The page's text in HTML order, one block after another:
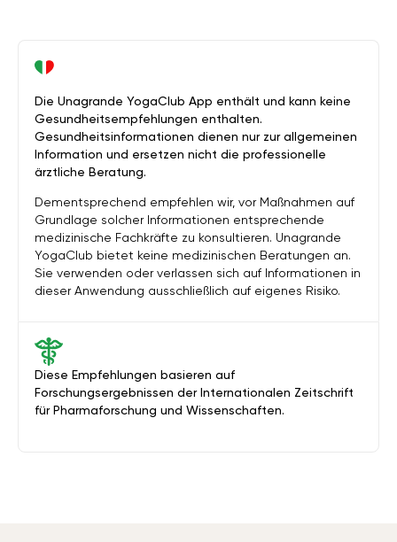
Diese Empfehlungen basieren auf
Forschungsergebnissen der Internationalen Zeitschrift
für Pharmaforschung und Wissenschaften.
Die Unagrande YogaClub App enthält und kann keine
Gesundheitsempfehlungen enthalten.
Gesundheitsinformationen dienen nur zur allgemeinen
Information und ersetzen nicht die professionelle
ärztliche Beratung.
Dementsprechend empfehlen wir, vor Maßnahmen auf
Grundlage solcher Informationen entsprechende
medizinische Fachkräfte zu konsultieren. Unagrande
YogaClub bietet keine medizinischen Beratungen an.
Sie verwenden oder verlassen sich auf Informationen in
dieser Anwendung ausschließlich auf eigenes Risiko.